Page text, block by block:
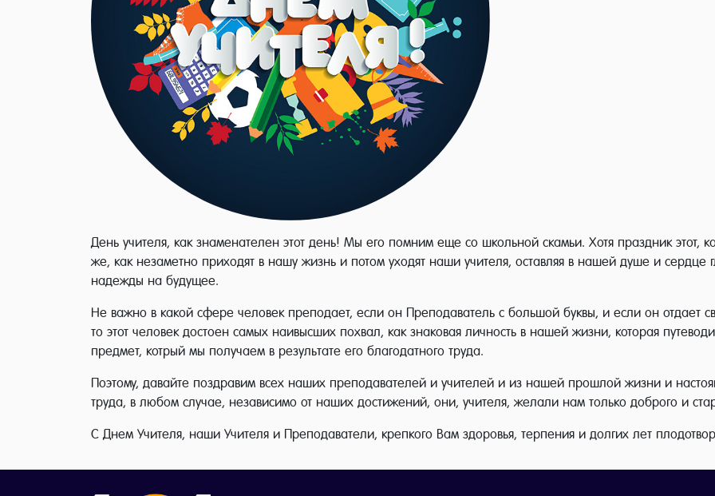
День учителя, как знаменателен этот день! Мы его помним еще со школьной скамьи. Хотя праздник этот,
же, как незаметно приходят в нашу жизнь и потом уходят наши учителя, оставляя в нашей душе и сердце
надежды на будущее.
Не важно в какой сфере человек преподает, если он Преподаватель с большой буквы, и если он отдает
то этот человек достоен самых наивысших похвал, как знаковая личность в нашей жизни, которая
предмет, котрый мы получаем в результате его благодатного труда.
Поэтому, давайте поздравим всех наших преподавателей и учителей и из нашей прошлой жизни и
труда, в любом случае, независимо от наших достижений, они, учителя, желали нам только доброго и
С Днем Учителя, наши Учителя и Преподаватели, крепкого Вам здоровья, терпения и долгих лет